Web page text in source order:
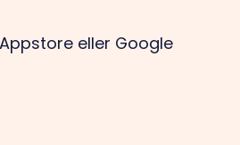
eller Google